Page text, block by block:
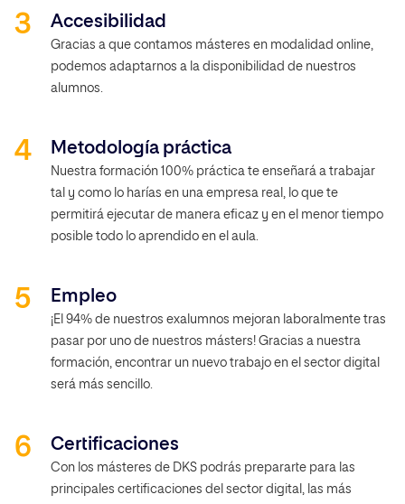
Accesibilidad
Gracias a que contamos másteres en modalidad online,
podemos adaptarnos a la disponibilidad de nuestros
alumnos.
Metodología práctica
Nuestra formación 100% práctica te enseñará a trabajar
tal y como lo harías en una empresa real, lo que te
permitirá ejecutar de manera eficaz y en el menor tiempo
posible todo lo aprendido en el aula.
Empleo
¡El 94% de nuestros exalumnos mejoran laboralmente tras
pasar por uno de nuestros másters! Gracias a nuestra
formación, encontrar un nuevo trabajo en el sector digital
será más sencillo.
Certificaciones
Con los másteres de DKS podrás prepararte para las
principales certificaciones del sector digital, las más